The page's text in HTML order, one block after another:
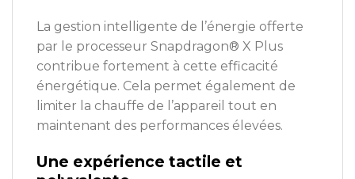
La gestion intelligente de l’énergie offerte
par le processeur Snapdragon® X Plus
contribue fortement à cette efficacité
énergétique. Cela permet également de
limiter la chauffe de l’appareil tout en
maintenant des performances élevées.
Une expérience tactile et